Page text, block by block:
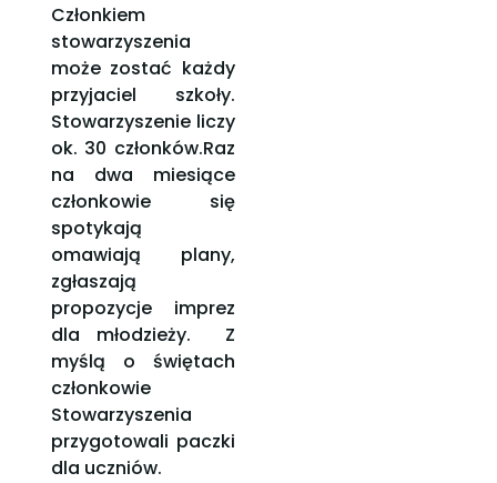
Członkiem
stowarzyszenia
może zostać każdy
przyjaciel szkoły.
Stowarzyszenie liczy
ok. 30 członków.Raz
na dwa miesiące
członkowie się
spotykają
omawiają plany,
zgłaszają
propozycje imprez
dla młodzieży. Z
myślą o świętach
członkowie
Stowarzyszenia
przygotowali paczki
dla uczniów.